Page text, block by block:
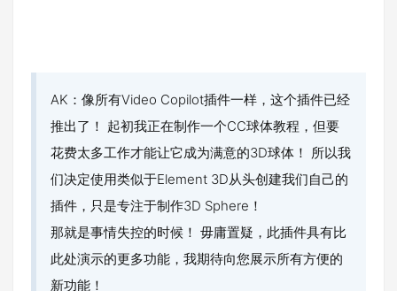
AK：像所有Video Copilot插件一样，这个插件已经
推出了！ 起初我正在制作一个CC球体教程，但要
花费太多工作才能让它成为满意的3D球体！ 所以我
们决定使用类似于Element 3D从头创建我们自己的
插件，只是专注于制作3D Sphere！
那就是事情失控的时候！ 毋庸置疑，此插件具有比
此处演示的更多功能，我期待向您展示所有方便的
新功能！